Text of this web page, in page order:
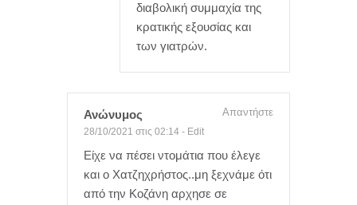
διαβολική συμμαχία της
κρατικής εξουσίας και
των γιατρών.
Ανώνυμος
28/10/2021 στις 02:14 - Edit
Απαντήστε
Είχε να πέσει ντομάτια που έλεγε
και ο Χατζηχρήστος..μη ξεχνάμε ότι
από την Κοζάνη αρχησε σε